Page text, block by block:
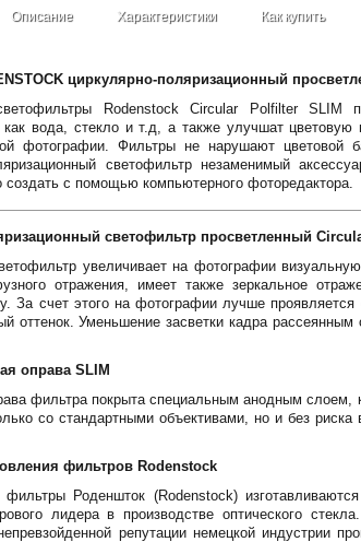
Описание Характеристики Как купить
циркулярно-поляризационный
Rodenstock Circular Polfilter SLIM
как вода, стекло и т.д, а также улучшат
фотографии. Фильтры не нарушают цветовой
светофильтр незаменимый
с помощью компьютерного фоторедактора.
светофильтр просветленный
увеличивает на фотографии
отражения, имеет также зеркальное
За счет этого на фотографии лучше
оттенок. Уменьшение засветки кадра
оправа SLIM
фильтра покрыта специальным анодным
со стандартными объективами, но и без
фильтров Rodenstock
Роденшток (Rodenstock)
лидера в производстве оптического
репутации немецкой индустрии